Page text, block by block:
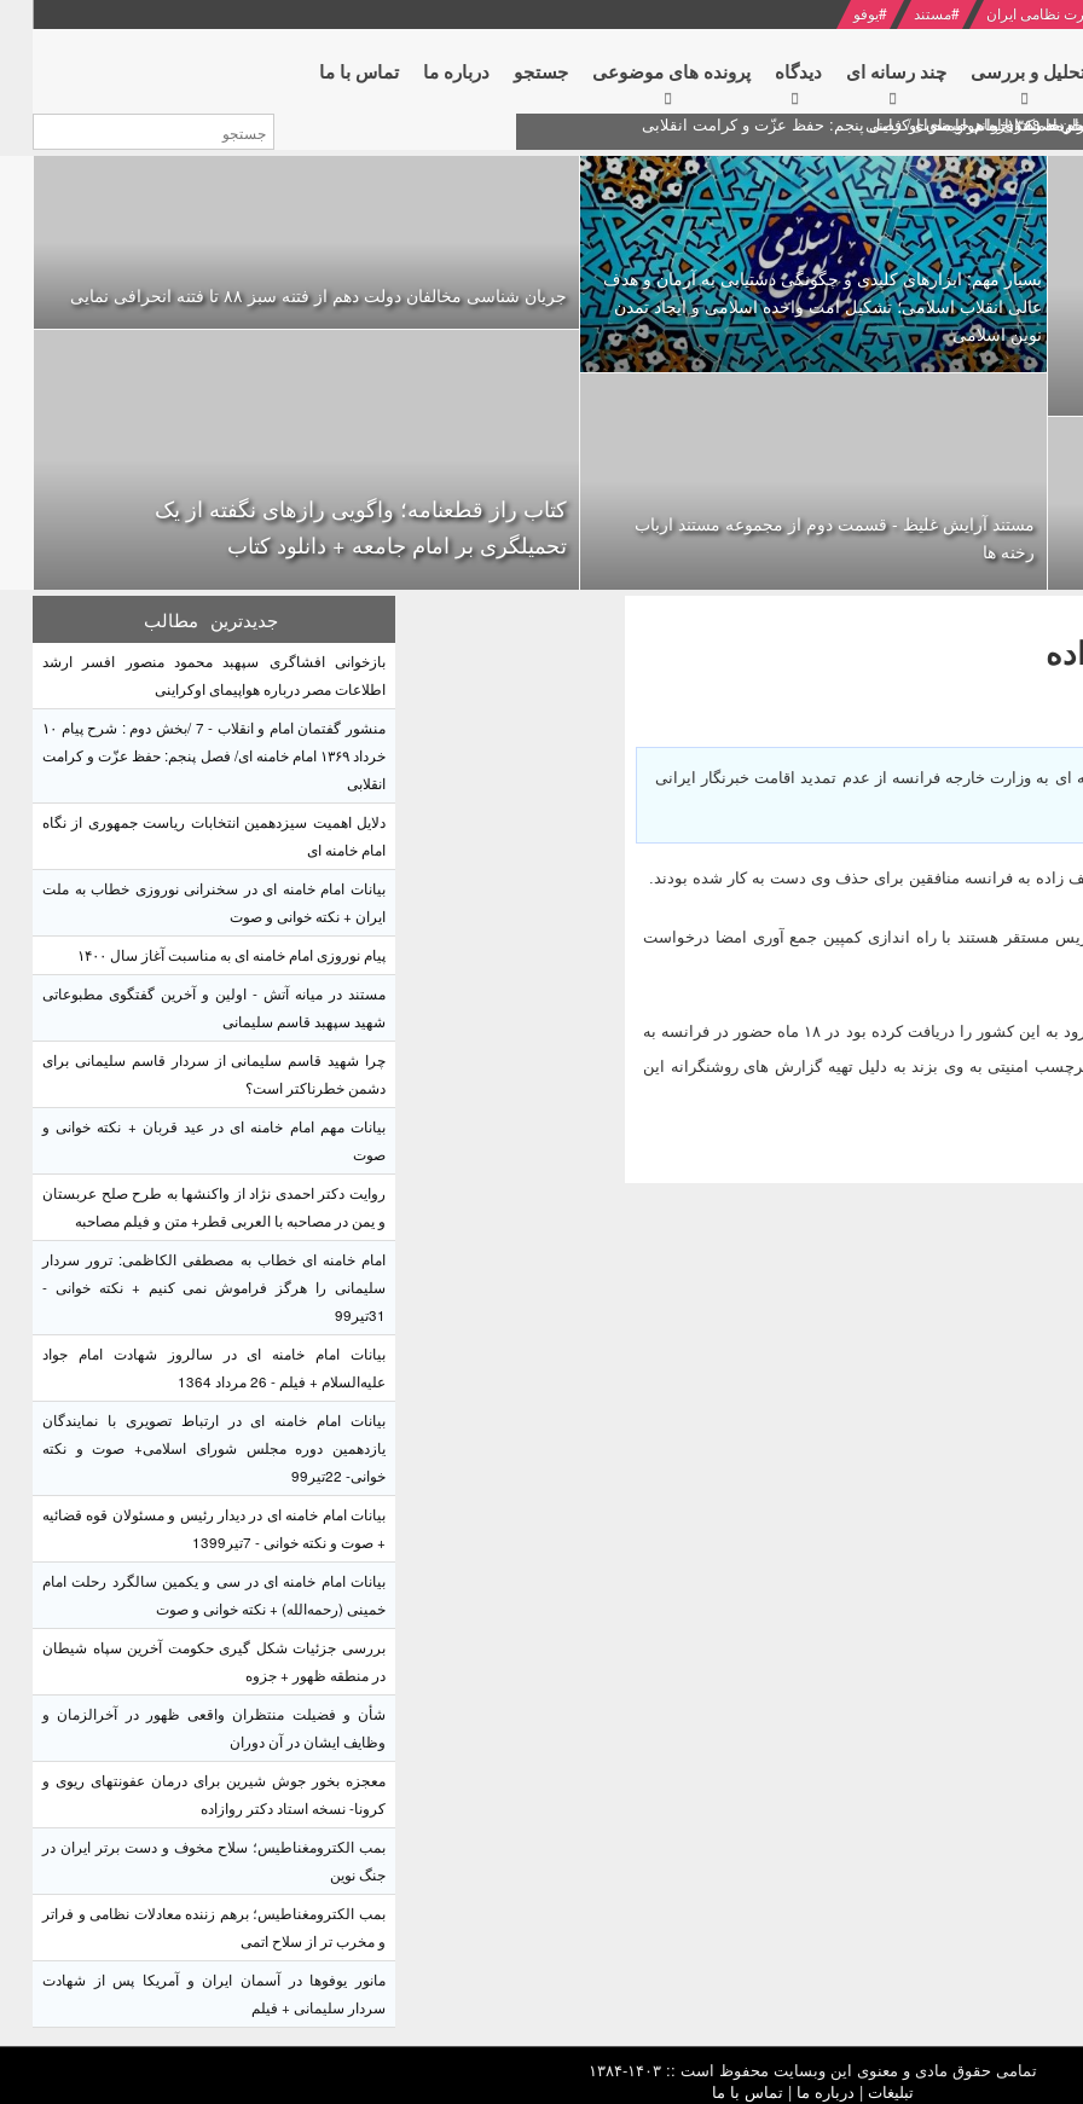
نظامی ایران #مستند #یوفو
و بررسی چند رسانه ای دیدگاه‌ پرونده های موضوعی جستجو درباره ما تماس با ما
درباره هواپیمای اوکراینی
خامنه ای
+ نکته خوانی و صوت
بسیار مهم: ابزارهای کلیدی و چگونگی دستیابی به آرمان و هدف
عالی انقلاب اسلامی؛ تشکیل امت واحده‌ اسلامی و ایجاد تمدن
نوین اسلامی
مستند آرایش غلیظ - قسمت دوم از مجموعه مستند ارباب
رخنه ها
جریان شناسی مخالفان دولت دهم از فتنه سبز ۸۸ تا فتنه انحرافی نمایی
کتاب راز قطعنامه؛ واگویی رازهای نگفته از یک
تحمیلگری بر امام جامعه + دانلود کتاب
ای به وزارت خارجه فرانسه از عدم تمدید اقامت خبرنگار ایرانی
زاده به فرانسه منافقین برای حذف وی دست به کار شده بودند.
مستقر هستند با راه اندازی کمپین جمع آوری امضا درخواست
گفتني است نجف زاده که با سمت رییس دفتر صداوسیما در پاریس مجوز ورود به این کشور را دریافت کرده بود در ۱۸ ماه حضور در فرانسه به
امنیتی به وی بزند به دلیل تهیه گزارش های روشنگرانه این
جدیدترین مطالب
بازخوانی افشاگری سپهبد محمود منصور افسر ارشد
اطلاعات مصر درباره هواپیمای اوکراینی
منشور گفتمان امام و انقلاب - 7 /بخش دوم : شرح پیام ۱۰
خرداد ۱۳۶۹ امام خامنه ای/ فصل پنجم: حفظ عزّت و کرامت
انقلابی
دلایل اهمیت سیزدهمین انتخابات ریاست جمهوری از نگاه
امام خامنه ای
بیانات امام خامنه ای در سخنرانی نوروزی خطاب به ملت
ایران + نکته خوانی و صوت
پیام نوروزی امام خامنه ای به مناسبت آغاز سال ۱۴۰۰
مستند در میانه آتش - اولین و آخرین گفتگوی مطبوعاتی
شهید سپهبد قاسم سلیمانی
چرا شهید قاسم سلیمانی از سردار قاسم سلیمانی برای
دشمن خطرناکتر است؟
بیانات مهم امام خامنه ای در عید قربان + نکته خوانی و
صوت
روایت دکتر احمدی نژاد از واکنشها به طرح صلح عربستان
و یمن در مصاحبه با العربی قطر+ متن و فیلم مصاحبه
امام خامنه ای خطاب به مصطفی الکاظمی: ترور سردار
سلیمانی را هرگز فراموش نمی کنیم + نکته خوانی -
31تیر99
بیانات امام خامنه ای در سالروز شهادت امام جواد
علیه‌السلام + فیلم - 26 مرداد 1364
بیانات امام خامنه ای در ارتباط تصویری با نمایندگان
یازدهمین دوره مجلس شورای اسلامی+ صوت و نکته
خوانی- 22تیر99
بیانات امام خامنه ای در دیدار رئیس و مسئولان قوه قضائیه
+ صوت و نکته خوانی - 7تیر1399
بیانات امام خامنه ای در سی و یکمین سالگرد رحلت امام
خمینی (رحمه‌الله) + نکته خوانی و صوت
بررسی جزئیات شکل گیری حکومت آخرین سپاه شیطان
در منطقه ظهور + جزوه
شأن و فضیلت منتظران واقعی ظهور در آخرالزمان و
وظایف ایشان در آن دوران
معجزه بخور جوش شیرین برای درمان عفونتهای ریوی و
کرونا- نسخه استاد دکتر روازاده
بمب الکترومغناطیس؛ سلاح مخوف و دست برتر ایران در
جنگ نوین
بمب الکترومغناطیس؛ برهم زننده معادلات نظامی و فراتر
و مخرب تر از سلاح اتمی
مانور یوفوها در آسمان ایران و آمریکا پس از شهادت
سردار سلیمانی + فیلم
تمامی حقوق مادی و معنوی این وبسایت محفوظ است :: ۱۴۰۳-۱۳۸۴
تبلیغات | درباره ما |تماس با ما